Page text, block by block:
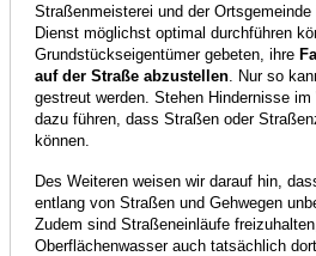
Straßenmeisterei und der
Dienst möglichst optimal durchführen
Grundstückseigentümer gebeten, ihre
auf der Straße abzustellen . Nur so
gestreut werden. Stehen Hindernisse
dazu führen, dass Straßen oder
können.
Des Weiteren weisen wir darauf hin,
entlang von Straßen und Gehwegen
Zudem sind Straßeneinläufe
Oberflächenwasser auch tatsächlich